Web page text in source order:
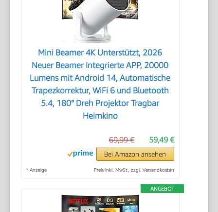
Mini Beamer 4K Unterstützt, 2026
Neuer Beamer Integrierte APP, 20000
Lumens mit Android 14, Automatische
Trapezkorrektur, WiFi 6 und Bluetooth
5.4, 180° Dreh Projektor Tragbar
Heimkino
59,49 €
69,99 €
Bei Amazon ansehen
* Anzeige Preis inkl. MwSt., zzgl. Versandkosten
ANGEBOT